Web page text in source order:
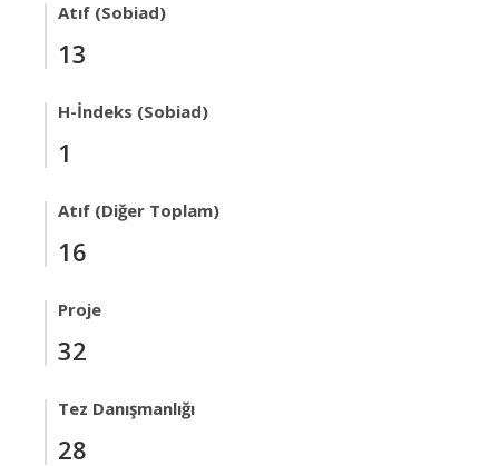
Atıf (Sobiad)
13
H-İndeks (Sobiad)
1
Atıf (Diğer Toplam)
16
Proje
32
Tez Danışmanlığı
28